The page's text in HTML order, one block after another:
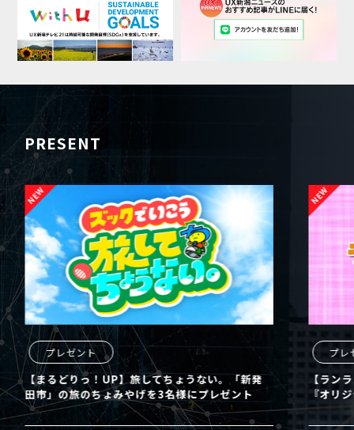
PRESENT
プレゼント
【まるどりっ！UP】旅してちょうない。「新発
田市」の旅のちょみやげを3名様にプレゼント
プレ
【ラン
『オリ